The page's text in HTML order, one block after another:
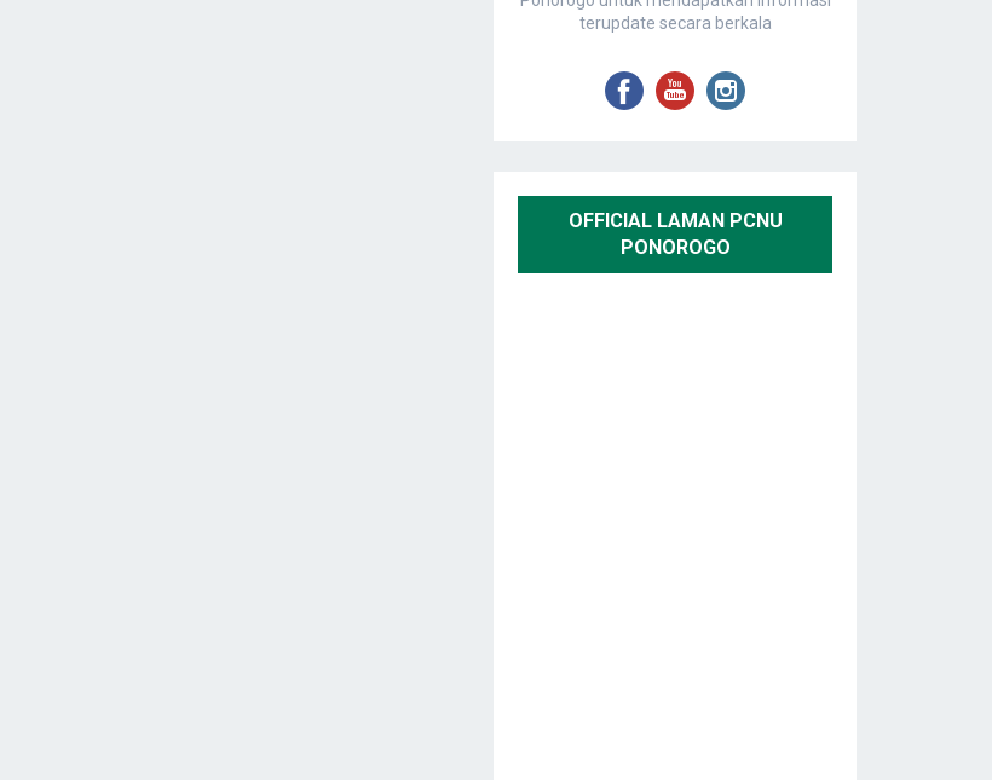
terupdate secara berkala
OFFICIAL LAMAN PCNU
PONOROGO